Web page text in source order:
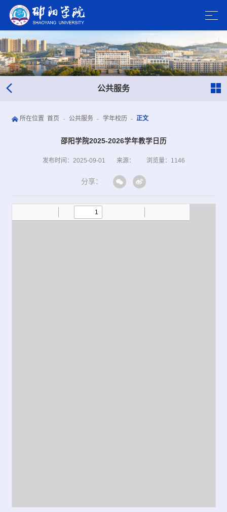
公共服务
所在位置 首页 公共服务 学年校历 正文
邵阳学院2025-2026学年教学日历
发布时间：2025-09-01 来源： 浏览量： 1146
分享：